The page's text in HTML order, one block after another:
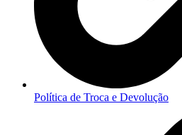
Política de Troca e Devolução